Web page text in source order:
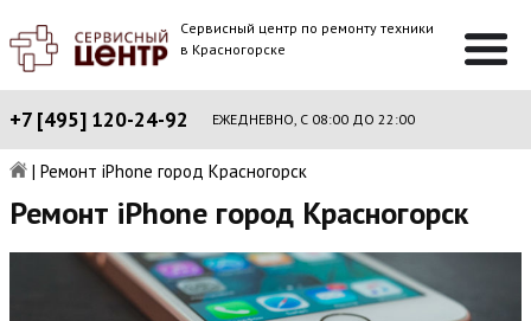
Сервисный центр по ремонту техники
в Красногорске
+7 [495] 120-24-92 ЕЖЕДНЕВНО, С 08:00 ДО 22:00
| Ремонт iPhone город Красногорск
Ремонт iPhone город Красногорск